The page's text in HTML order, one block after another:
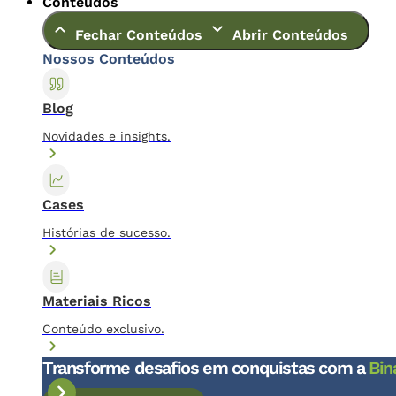
Fechar Conteúdos
Abrir Conteúdos
Nossos Conteúdos
Blog
Novidades e insights.
Cases
Histórias de sucesso.
Materiais Ricos
Conteúdo exclusivo.
Transforme desafios em conquistas com a